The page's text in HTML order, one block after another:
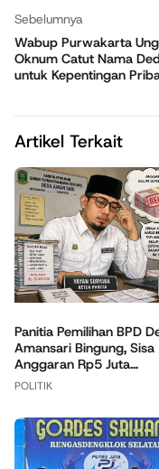
Sebelumnya
Wabup Purwakarta
Oknum Catut Nama
untuk Kepentingan
Artikel Terkait
Panitia Pemilihan BPD
Amansari Bingung, Sisa
Anggaran Rp5 Juta...
POLITIK